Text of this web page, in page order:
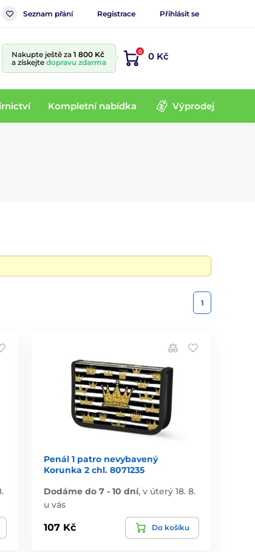
Seznam přání Registrace Přihlásit se
Nakupte ještě za 1 800 Kč
a získejte dopravu zdarma
0 0 Kč
Kompletní nabídka Výprodej
1
Penál 1 patro nevybavený
Korunka 2 chl. 8071235
Dodáme do 7 - 10 dní,v úterý 18. 8.
u vás
107 Kč Do košíku